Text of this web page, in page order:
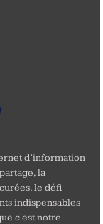
d’information
la
le défi
indispensables
c'est notre